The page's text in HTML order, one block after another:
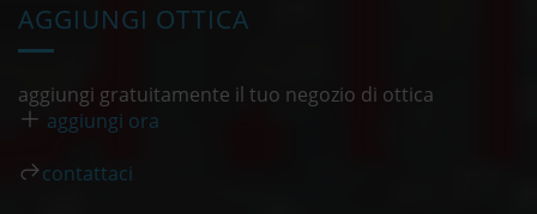
AGGIUNGI OTTICA
aggiungi gratuitamente il tuo negozio di ottica
aggiungi ora
contattaci